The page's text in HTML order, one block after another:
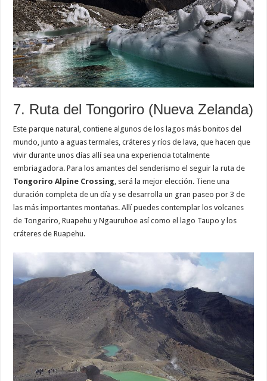
7. Ruta del Tongoriro (Nueva Zelanda)
Este parque natural, contiene algunos de los lagos más bonitos del
mundo, junto a aguas termales, cráteres y ríos de lava, que hacen que
vivir durante unos días allí sea una experiencia totalmente
embriagadora. Para los amantes del senderismo el seguir la ruta de
Tongoriro Alpine Crossing, será la mejor elección. Tiene una
duración completa de un día y se desarrolla un gran paseo por 3 de
las más importantes montañas. Allí puedes contemplar los volcanes
de Tongariro, Ruapehu y Ngauruhoe así como el lago Taupo y los
cráteres de Ruapehu.